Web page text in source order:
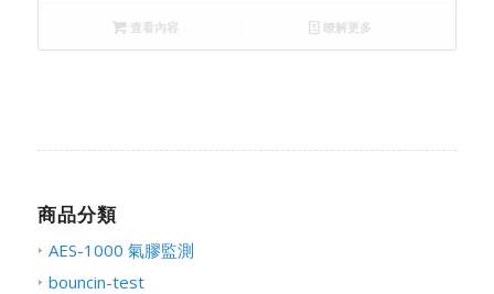
查看內容 瞭解更多
商品分類
AES-1000 氣膠監測
bouncin-test